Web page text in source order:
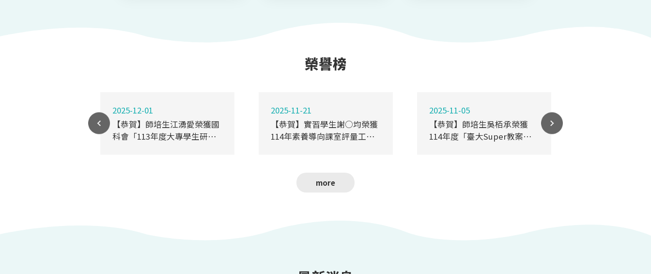
榮譽榜
more
2025-12-01
【恭賀】師培生江湧愛榮獲國
科會「113年度大專學生研究
2025-11-21
【恭賀】實習學生謝○均榮獲
114年素養導向課室評量工具
2025-11-05
【恭賀】師培生吳栢承榮獲
114年度「臺大Super教案